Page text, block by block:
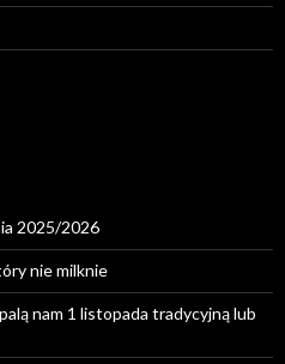
2025/2026
nie milknie
nam 1 listopada tradycyjną lub